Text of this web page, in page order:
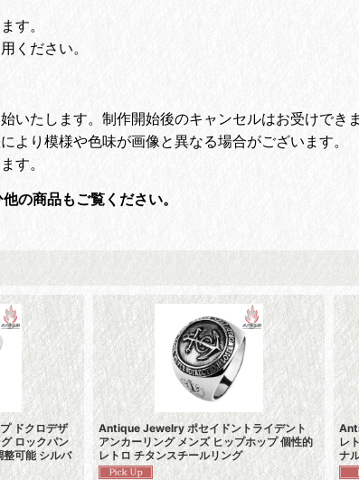
す。
ください。
いたします。 制作開始後のキャンセルはお受けでき
より模様や色味が画像と異なる場合がございます。
す。
の商品もご覧ください。
ドクロデザ
ロックパン
可能 シルバ
Antique Jewelry ポセイドントライデント
アンカーリング メンズ ヒップホップ 個性的
レトロ チタンスチールリング
レ
ナ